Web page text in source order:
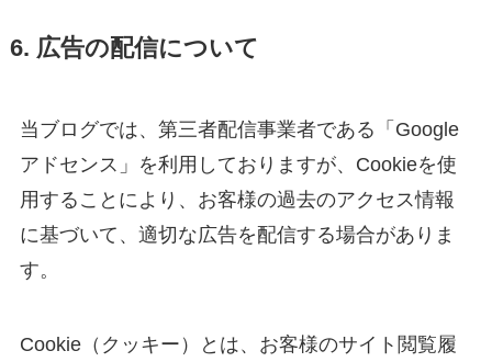
6. 広告の配信について
当ブログでは、第三者配信事業者である「Google
アドセンス」を利用しておりますが、Cookieを使
用することにより、お客様の過去のアクセス情報
に基づいて、適切な広告を配信する場合がありま
す。
Cookie（クッキー）とは、お客様のサイト閲覧履